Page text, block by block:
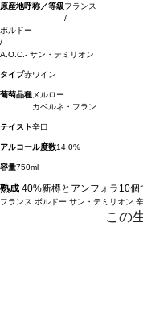
原産地呼称／等級フランス
/
ボルドー
/
A.O.C.- サン・テミリオン
タイプ赤ワイン
葡萄品種メルロー
カベルネ・フラン
テイスト辛口
アルコール度数14.0%
容量750ml
熟成 40%新樽とアンフォラ10
フランス ボルドー サン・テミリオン
この